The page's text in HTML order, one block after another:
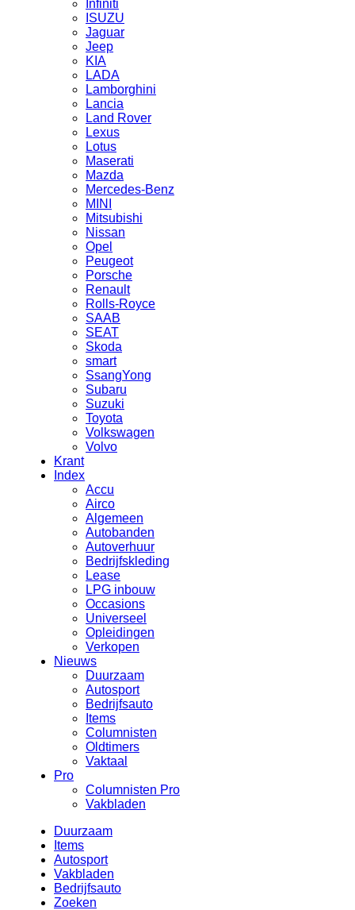
Infiniti
ISUZU
Jaguar
Jeep
KIA
LADA
Lamborghini
Lancia
Land Rover
Lexus
Lotus
Maserati
Mazda
Mercedes-Benz
MINI
Mitsubishi
Nissan
Opel
Peugeot
Porsche
Renault
Rolls-Royce
SAAB
SEAT
Skoda
smart
SsangYong
Subaru
Suzuki
Toyota
Volkswagen
Volvo
Krant
Index
Accu
Airco
Algemeen
Autobanden
Autoverhuur
Bedrijfskleding
Lease
LPG inbouw
Occasions
Universeel
Opleidingen
Verkopen
Nieuws
Duurzaam
Autosport
Bedrijfsauto
Items
Columnisten
Oldtimers
Vaktaal
Pro
Columnisten Pro
Vakbladen
Duurzaam
Items
Autosport
Vakbladen
Bedrijfsauto
Zoeken